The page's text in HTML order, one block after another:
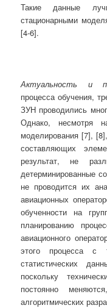
Такие данные
стационарными
[4-6].
Актуальность и
процесса обучения,
ЗУН проводились
Однако, несмотря
моделирования [7],
составляющих
результат, не
детерминированные
не проводится их
авиационных
обученности на
планированию
авиационного
этого процесса с
статистических
поскольку
постоянно
алгоритмических